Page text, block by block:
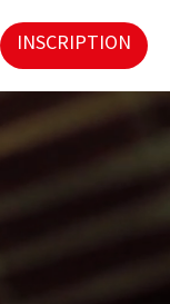
INSCRIPTION